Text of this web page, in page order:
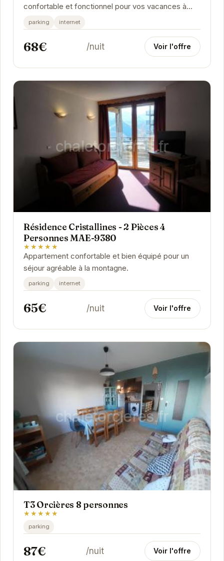
confortable et fonctionnel pour vos vacances à
Orcières. Située au cœur de la station, elle...
parking internet
68€ /nuit Voir l'offre
Résidence Cristallines - 2 Pièces 4
Personnes MAE-9380
★★★★★
Appartement confortable et bien équipé pour un
séjour agréable à la montagne.
parking internet
65€ /nuit Voir l'offre
T3 Orcières 8 personnes
★★★★★
parking
87€ /nuit Voir l'offre